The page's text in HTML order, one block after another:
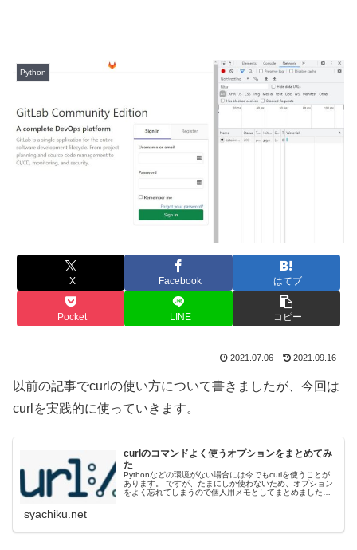
Python
X Facebook はてブ
Pocket LINE コピー
2021.07.06 2021.09.16
以前の記事でcurlの使い方について書きましたが、今回は
curlを実践的に使っていきます。
curlのコマンドよく使うオプションをまとめてみ
た
Pythonなどの環境がない場合には今でもcurlを使うことが
あります。 ですが、たまにしか使わないため、オプション
をよく忘れてしまうので個人用メモとしてまとめました。
syachiku.net